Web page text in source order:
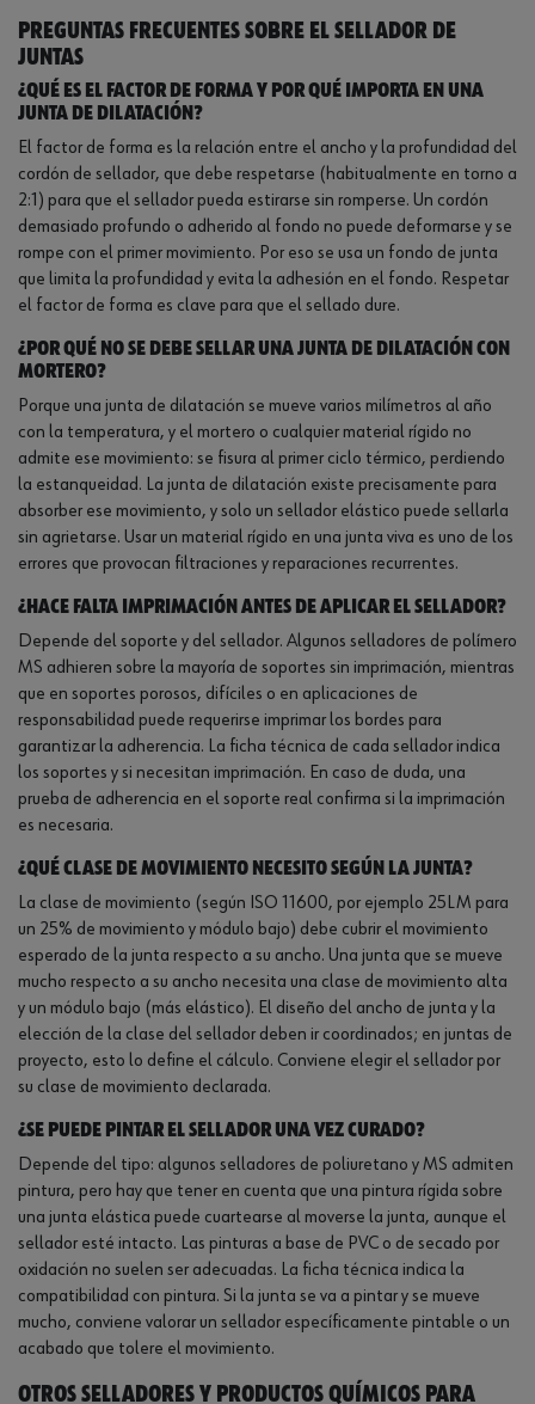
Preguntas frecuentes sobre el sellador de
juntas
¿Qué es el factor de forma y por qué importa en una
junta de dilatación?
El factor de forma es la relación entre el ancho y la profundidad del
cordón de sellador, que debe respetarse (habitualmente en torno a
2:1) para que el sellador pueda estirarse sin romperse. Un cordón
demasiado profundo o adherido al fondo no puede deformarse y se
rompe con el primer movimiento. Por eso se usa un fondo de junta
que limita la profundidad y evita la adhesión en el fondo. Respetar
el factor de forma es clave para que el sellado dure.
¿Por qué no se debe sellar una junta de dilatación con
mortero?
Porque una junta de dilatación se mueve varios milímetros al año
con la temperatura, y el mortero o cualquier material rígido no
admite ese movimiento: se fisura al primer ciclo térmico, perdiendo
la estanqueidad. La junta de dilatación existe precisamente para
absorber ese movimiento, y solo un sellador elástico puede sellarla
sin agrietarse. Usar un material rígido en una junta viva es uno de los
errores que provocan filtraciones y reparaciones recurrentes.
¿Hace falta imprimación antes de aplicar el sellador?
Depende del soporte y del sellador. Algunos selladores de polímero
MS adhieren sobre la mayoría de soportes sin imprimación, mientras
que en soportes porosos, difíciles o en aplicaciones de
responsabilidad puede requerirse imprimar los bordes para
garantizar la adherencia. La ficha técnica de cada sellador indica
los soportes y si necesitan imprimación. En caso de duda, una
prueba de adherencia en el soporte real confirma si la imprimación
es necesaria.
¿Qué clase de movimiento necesito según la junta?
La clase de movimiento (según ISO 11600, por ejemplo 25LM para
un 25% de movimiento y módulo bajo) debe cubrir el movimiento
esperado de la junta respecto a su ancho. Una junta que se mueve
mucho respecto a su ancho necesita una clase de movimiento alta
y un módulo bajo (más elástico). El diseño del ancho de junta y la
elección de la clase del sellador deben ir coordinados; en juntas de
proyecto, esto lo define el cálculo. Conviene elegir el sellador por
su clase de movimiento declarada.
¿Se puede pintar el sellador una vez curado?
Depende del tipo: algunos selladores de poliuretano y MS admiten
pintura, pero hay que tener en cuenta que una pintura rígida sobre
una junta elástica puede cuartearse al moverse la junta, aunque el
sellador esté intacto. Las pinturas a base de PVC o de secado por
oxidación no suelen ser adecuadas. La ficha técnica indica la
compatibilidad con pintura. Si la junta se va a pintar y se mueve
mucho, conviene valorar un sellador específicamente pintable o un
acabado que tolere el movimiento.
Otros selladores y productos químicos para